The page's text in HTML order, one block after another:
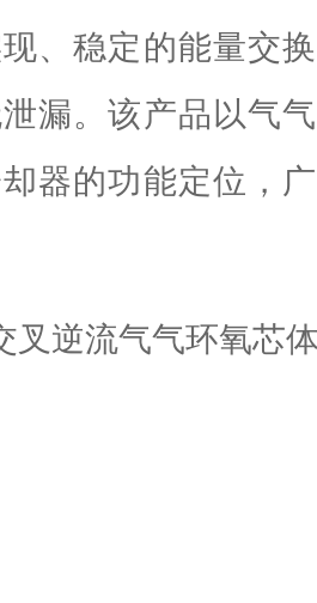
、稳定的能量交
漏。该产品以气
器的功能定位，